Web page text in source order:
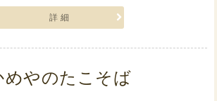
詳細
のニッポンのミカタ
めやのたこそば